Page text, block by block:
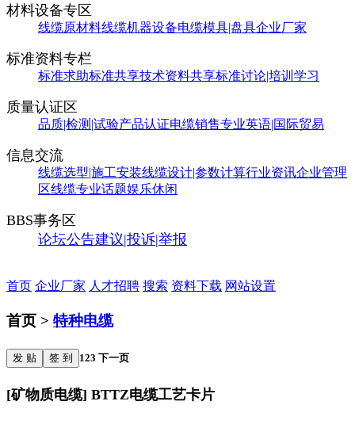
材料设备专区
线缆原材料线缆机器设备电缆模具|盘具企业厂家
标准资料专栏
标准求助标准共享技术资料共享标准讨论|培训学习
质量认证区
品质|检测|试验产品认证电缆销售专业英语|国际贸易
信息交流
线缆选型|施工安装线缆设计|参数计算行业资讯企业管理
区线缆专业话题娱乐休闲
BBS事务区
论坛公告建议|投诉|举报
首页 企业厂家 人才招聘 搜索 资料下载 网站设置
首页 > 特种电缆
发 贴 签 到 123 下一页
[矿物质电缆] BTTZ电缆工艺卡片